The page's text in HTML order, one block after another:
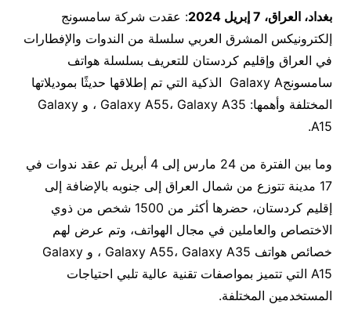
بغداد، العراق، 7 إبريل
: عقدت شركة سامسونج
إلكترونيكس المشرق العربي سلسلة من الندوات والإفطارات
في العراق وإقليم كردستان للتعريف بسلسلة هواتف
سامسونجGalaxy A الذكية التي تم إطلاقها حديثًا بموديلاتها
المختلفة وأهمها: Galaxy A55، Galaxy A35 ، و Galaxy
A15.
وما بين الفترة من 24 مارس إلى 4 أبريل تم عقد ندوات في
17 مدينة تتوزع من شمال العراق إلى جنوبه بالإضافة إلى
إقليم كردستان، حضرها أكثر من 1500 شخص من ذوي
الاختصاص والعاملين في مجال الهواتف، وتم عرض لهم
خصائص هواتف Galaxy A55، Galaxy A35 ، و Galaxy
A15 التي تتميز بمواصفات تقنية عالية تلبي احتياجات
المستخدمين المختلفة.